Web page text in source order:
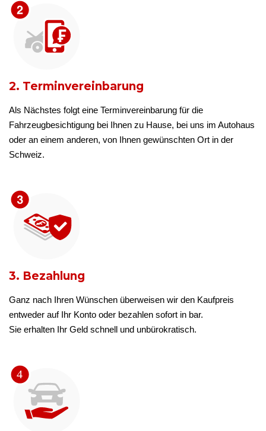
2. Terminvereinbarung
Als Nächstes folgt eine Terminvereinbarung für die
Fahrzeugbesichtigung bei Ihnen zu Hause, bei uns im Autohaus
oder an einem anderen, von Ihnen gewünschten Ort in der
Schweiz.
3. Bezahlung
Ganz nach Ihren Wünschen überweisen wir den Kaufpreis
entweder auf Ihr Konto oder bezahlen sofort in bar.
Sie erhalten Ihr Geld schnell und unbürokratisch.